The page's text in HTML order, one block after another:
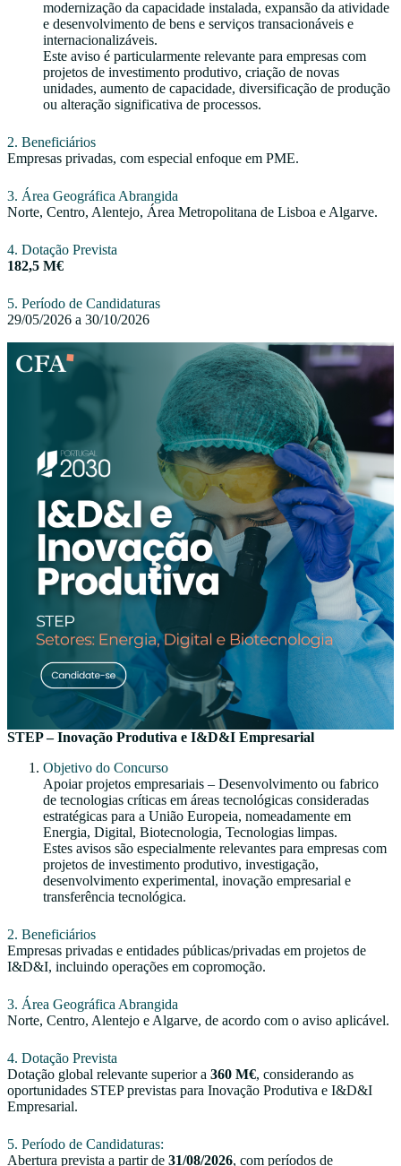
modernização da capacidade instalada, expansão da atividade
e desenvolvimento de bens e serviços transacionáveis e
internacionalizáveis.
Este aviso é particularmente relevante para empresas com
projetos de investimento produtivo, criação de novas
unidades, aumento de capacidade, diversificação de produção
ou alteração significativa de processos.
2. Beneficiários
Empresas privadas, com especial enfoque em PME.
3. Área Geográfica Abrangida
Norte, Centro, Alentejo, Área Metropolitana de Lisboa e Algarve.
4. Dotação Prevista
182,5 M€
5. Período de Candidaturas
29/05/2026 a 30/10/2026
STEP – Inovação Produtiva e I&D&I Empresarial
Objetivo do Concurso
Apoiar projetos empresariais – Desenvolvimento ou fabrico
de tecnologias críticas em áreas tecnológicas consideradas
estratégicas para a União Europeia, nomeadamente em
Energia, Digital, Biotecnologia, Tecnologias limpas.
Estes avisos são especialmente relevantes para empresas com
projetos de investimento produtivo, investigação,
desenvolvimento experimental, inovação empresarial e
transferência tecnológica.
2. Beneficiários
Empresas privadas e entidades públicas/privadas em projetos de
I&D&I, incluindo operações em copromoção.
3. Área Geográfica Abrangida
Norte, Centro, Alentejo e Algarve, de acordo com o aviso aplicável.
4. Dotação Prevista
Dotação global relevante superior a 360 M€, considerando as
oportunidades STEP previstas para Inovação Produtiva e I&D&I
Empresarial.
5. Período de Candidaturas:
Abertura prevista a partir de 31/08/2026, com períodos de